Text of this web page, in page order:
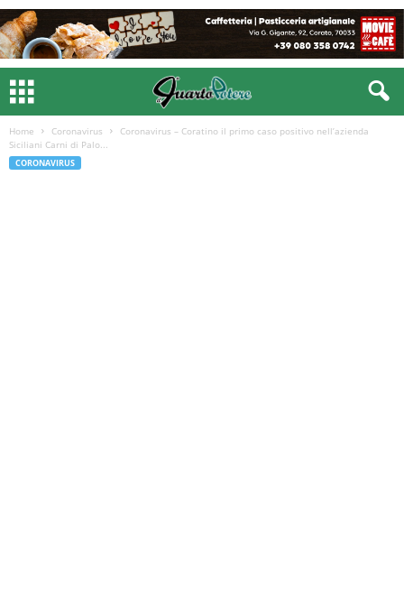
Home Coronavirus
Coronavirus – Coratino il primo caso positivo nell’azienda
Siciliani Carni di Palo...
CORONAVIRUS